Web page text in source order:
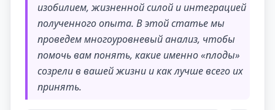
изобилием, жизненной силой и интеграцией
полученного опыта. В этой статье мы
проведем многоуровневый анализ, чтобы
помочь вам понять, какие именно «плоды»
созрели в вашей жизни и как лучше всего их
принять.